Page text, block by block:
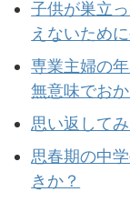
子供が巣立
えないため
専業主婦の
無意味でお
思い返して
思春期の中
きか？